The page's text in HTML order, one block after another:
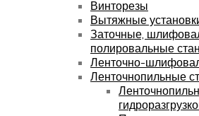
Винторезы
Вытяжные
Заточные,
полировальные
Ленточно-
Ленточнопильные